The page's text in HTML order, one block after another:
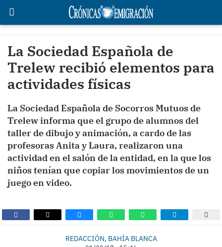
La Sociedad Española de
Trelew recibió elementos para
actividades físicas
La Sociedad Española de Socorros Mutuos de
Trelew informa que el grupo de alumnos del
taller de dibujo y animación, a cardo de las
profesoras Anita y Laura, realizaron una
actividad en el salón de la entidad, en la que los
niños tenían que copiar los movimientos de un
juego en video.
REDACCIÓN, BAHÍA BLANCA